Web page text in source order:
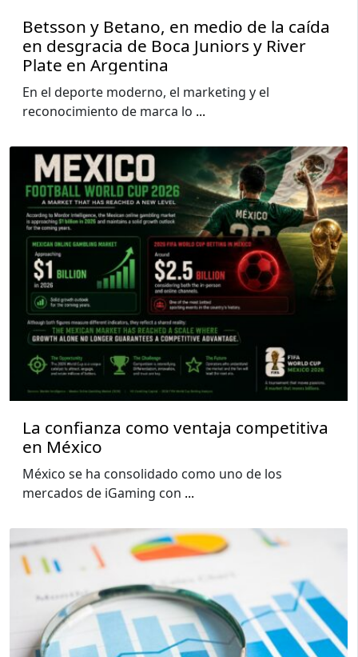
Betsson y Betano, en medio de la caída
en desgracia de Boca Juniors y River
Plate en Argentina
En el deporte moderno, el marketing y el
reconocimiento de marca lo ...
La confianza como ventaja competitiva
en México
México se ha consolidado como uno de los
mercados de iGaming con ...